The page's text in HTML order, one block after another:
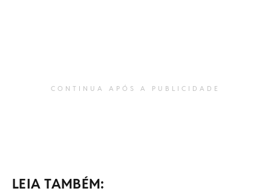
CONTINUA APÓS A PUBLICIDADE
LEIA TAMBÉM: